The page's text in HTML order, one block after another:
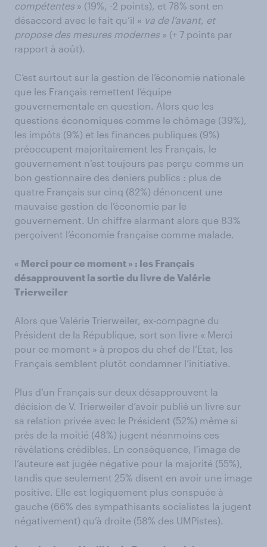
compétentes » (19%, -2 points), et 78% sont en
désaccord avec le fait qu’il « va de l’avant, et
propose des mesures modernes » (+ 7 points par
rapport à août).
C’est surtout sur la gestion de l’économie nationale
que les Français remettent l’équipe
gouvernementale en question. Alors que les
questions économiques comme le chômage (39%),
les impôts (9%) et les finances publiques (9%)
préoccupent majoritairement les Français, le
gouvernement n’est toujours pas perçu comme un
bon gestionnaire des deniers publics : plus de
quatre Français sur cinq (82%) dénoncent une
mauvaise gestion de l’économie par le
gouvernement. Un chiffre alarmant alors que 83%
perçoivent l’économie française comme malade.
« Merci pour ce moment » : les Français
désapprouvent la sortie du livre de Valérie
Trierweiler
Alors que Valérie Trierweiler, ex-compagne du
Président de la République, sort son livre « Merci
pour ce moment » à propos du chef de l’Etat, les
Français semblent plutôt condamner l’initiative.
Plus d’un Français sur deux désapprouvent la
décision de V. Trierweiler d’avoir publié un livre sur
sa relation privée avec le Président (52%) même si
près de la moitié (48%) jugent néanmoins ces
révélations crédibles. En conséquence, l’image de
l’auteure est jugée négative pour la majorité (55%),
tandis que seulement 25% disent en avoir une image
positive. Elle est logiquement plus conspuée à
gauche (66% des sympathisants socialistes la jugent
négativement) qu’à droite (58% des UMPistes).